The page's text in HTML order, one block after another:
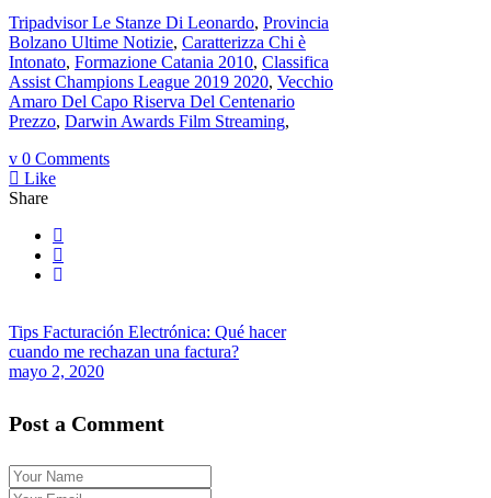
Tripadvisor Le Stanze Di Leonardo, Provincia
Bolzano Ultime Notizie, Caratterizza Chi è
Intonato, Formazione Catania 2010, Classifica
Assist Champions League 2019 2020, Vecchio
Amaro Del Capo Riserva Del Centenario
Prezzo, Darwin Awards Film Streaming,
0 Comments
Like
Share
Tips Facturación Electrónica: Qué hacer
cuando me rechazan una factura?
mayo 2, 2020
Post a Comment